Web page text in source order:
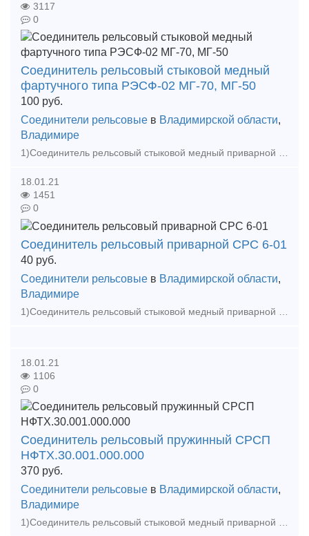
3117
0
Соединитель рельсовый стыковой медный
фартучного типа РЭСФ-02 МГ-70, МГ-50
100 руб.
Соединители рельсовые в Владимирской области,
Владимире
1)Соединитель рельсовый стыковой медный приварной фартучного типа РЭСФ-02/50,70,95,120. 2)Соединитель рельсовый приварной СРС 6-01 3)Соединитель рельсовый пружинный СРСП НФТХ.30.001.000.000 Вс
18.01.21
1451
0
Соединитель рельсовый приварной СРС 6-01
40 руб.
Соединители рельсовые в Владимирской области,
Владимире
1)Соединитель рельсовый стыковой медный приварной фартучного типа РЭСФ-02/50,70,95,120. 2)Соединитель рельсовый приварной СРС 6-01 3)Соединитель рельсовый пружинный СРСП НФТХ.30.001.000.000 Вс
18.01.21
1106
0
Соединитель рельсовый пружинный СРСП
НФТХ.30.001.000.000
370 руб.
Соединители рельсовые в Владимирской области,
Владимире
1)Соединитель рельсовый стыковой медный приварной фартучного типа РЭСФ-02/50,70,95,120. 2)Соединитель рельсовый приварной СРС 6-01 3)Соединитель рельсовый пружинный СРСП НФТХ.30.001.000.000 Вс